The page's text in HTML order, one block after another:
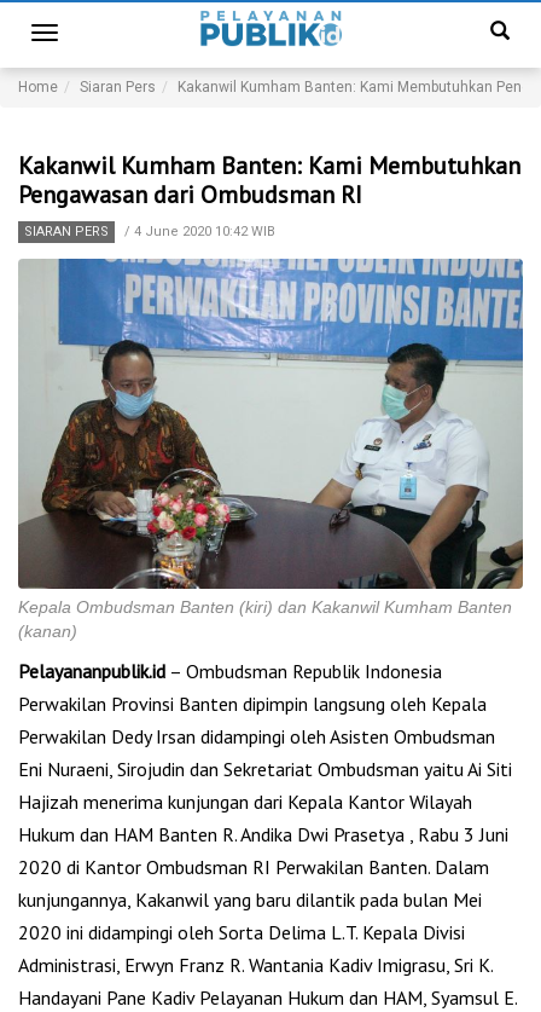
Toggle
navigation
Home Siaran Pers Kakanwil Kumham Banten: Kami Membutuhkan
Kakanwil Kumham Banten: Kami Membutuhkan
Pengawasan dari Ombudsman RI
SIARAN PERS / 4 June 2020 10:42 WIB
Kepala Ombudsman Banten (kiri) dan Kakanwil Kumham Banten
(kanan)
Pelayananpublik.id – Ombudsman Republik Indonesia
Perwakilan Provinsi Banten dipimpin langsung oleh Kepala
Perwakilan Dedy Irsan didampingi oleh Asisten Ombudsman
Eni Nuraeni, Sirojudin dan Sekretariat Ombudsman yaitu Ai Siti
Hajizah menerima kunjungan dari Kepala Kantor Wilayah
Hukum dan HAM Banten R. Andika Dwi Prasetya , Rabu 3 Juni
2020 di Kantor Ombudsman RI Perwakilan Banten. Dalam
kunjungannya, Kakanwil yang baru dilantik pada bulan Mei
2020 ini didampingi oleh Sorta Delima L.T. Kepala Divisi
Administrasi, Erwyn Franz R. Wantania Kadiv Imigrasu, Sri K.
Handayani Pane Kadiv Pelayanan Hukum dan HAM, Syamsul E.